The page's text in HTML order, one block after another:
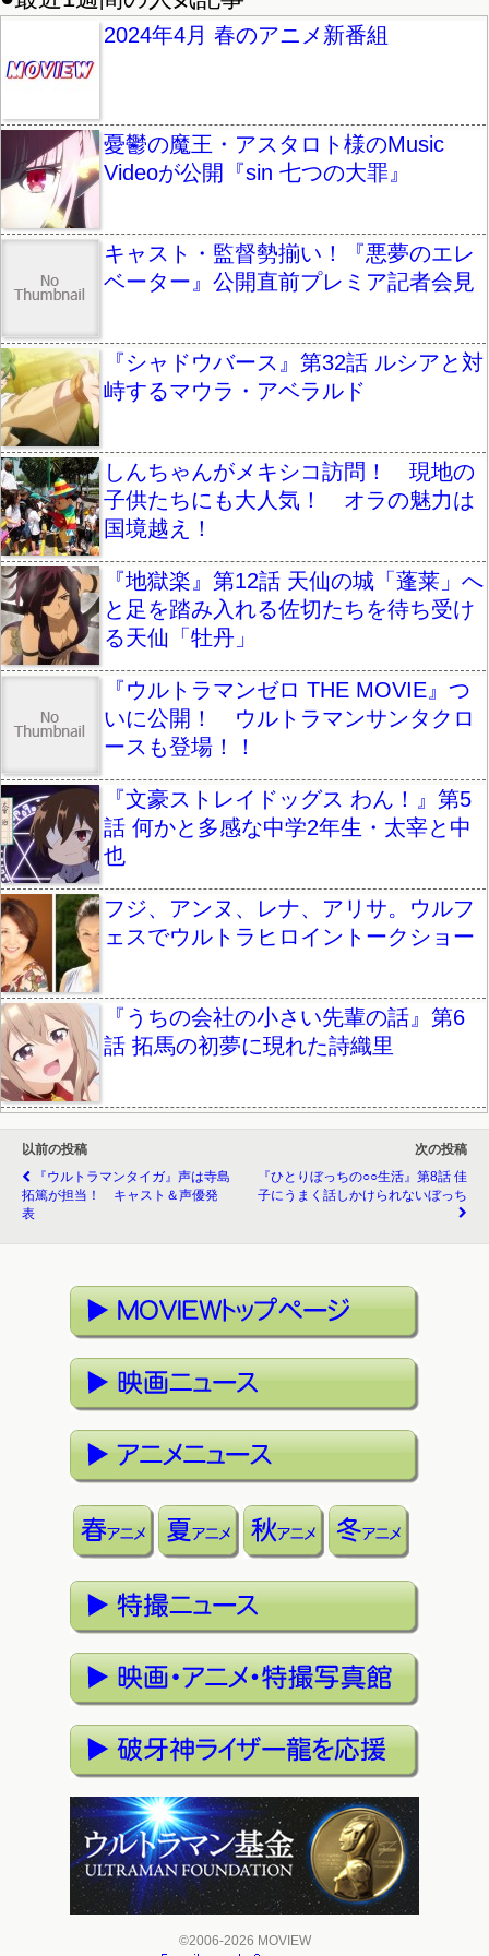
2024年4月 春のアニメ新番組
憂鬱の魔王・アスタロト様のMusic
Videoが公開『sin 七つの大罪』
キャスト・監督勢揃い！『悪夢のエレ
ベーター』公開直前プレミア記者会見
『シャドウバース』第32話 ルシアと対
峙するマウラ・アベラルド
しんちゃんがメキシコ訪問！ 現地の
子供たちにも大人気！ オラの魅力は
国境越え！
『地獄楽』第12話 天仙の城「蓬莱」へ
と足を踏み入れる佐切たちを待ち受け
る天仙「牡丹」
『ウルトラマンゼロ THE MOVIE』つ
いに公開！ ウルトラマンサンタクロ
ースも登場！！
『文豪ストレイドッグス わん！』第5
話 何かと多感な中学2年生・太宰と中
也
フジ、アンヌ、レナ、アリサ。ウルフ
ェスでウルトラヒロイントークショー
『うちの会社の小さい先輩の話』第6
話 拓馬の初夢に現れた詩織里
以前の投稿
『ウルトラマンタイガ』声は寺島
拓篤が担当！ キャスト＆声優発
表
次の投稿
『ひとりぼっちの○○生活』第8話 佳
子にうまく話しかけられないぼっち
©2006-2026 MOVIEW